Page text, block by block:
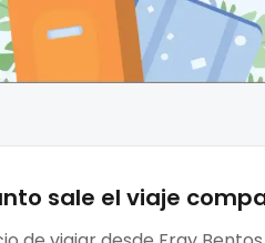
sale el viaje